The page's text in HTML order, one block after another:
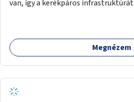
van, így a kerékpáros
körúton, majd a Városligetig
keresztezve.
Megnézem